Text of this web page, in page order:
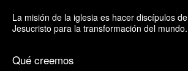
La misión de la iglesia es hacer discípulos de
Jesucristo para la transformación del mundo.
Qué creemos